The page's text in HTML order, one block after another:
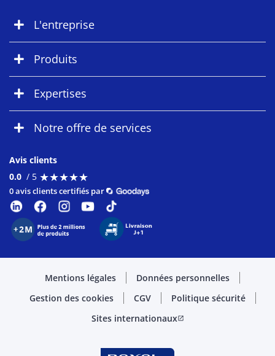
L'entreprise
Produits
Expertises
Notre offre de services
Avis clients
0.0 / 5 ★★★★★
★★★★★
0 avis clients certifiés par
Mentions légales
Données personnelles
Gestion des cookies
CGV
Politique sécurité
Sites internationauxopen_in_new